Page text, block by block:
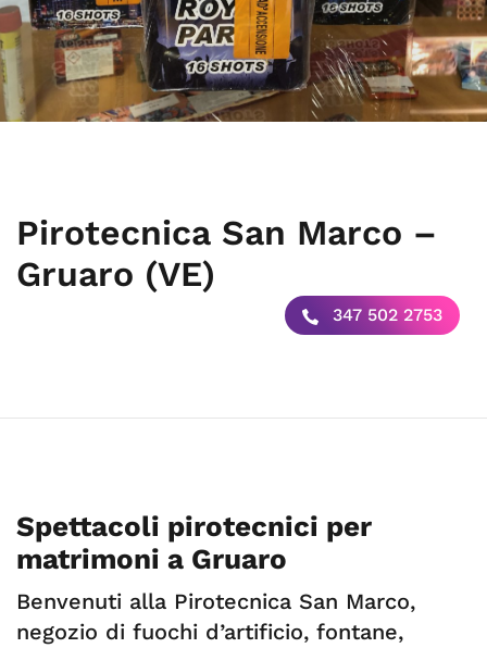
Pirotecnica San Marco –
Gruaro (VE)
347 502 2753
Spettacoli pirotecnici per
matrimoni a Gruaro
Benvenuti alla Pirotecnica San Marco,
negozio di fuochi d’artificio, fontane,